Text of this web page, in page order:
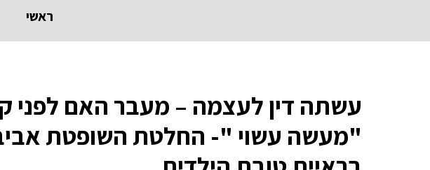
ראשי
עשתה דין לעצמה – מעבר האם לפני
"מעשה עשוי "- החלטת השופטת